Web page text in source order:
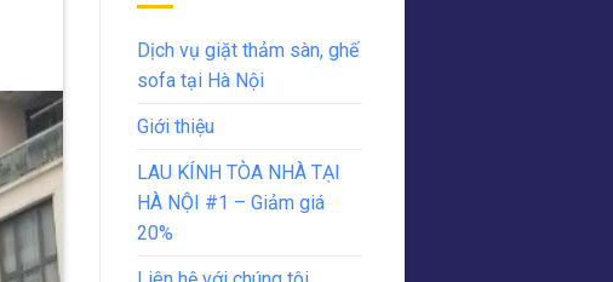
Dịch vụ giặt thảm sàn, ghế
sofa tại Hà Nội
Giới thiệu
LAU KÍNH TÒA NHÀ TẠI
HÀ NỘI #1 – Giảm giá
20%